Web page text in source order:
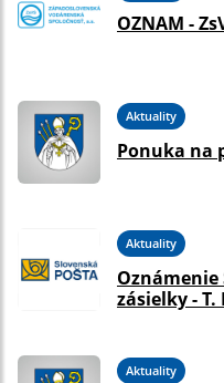
OZNAM -
Aktuality
Ponuka na
Aktuality
zásielky -
Aktuality